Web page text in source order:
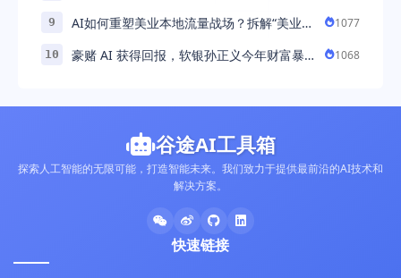
9
AI如何重塑美业本地流量战场？拆解“美业AI
1077
10
豪赌 AI 获得回报，软银孙正义今年财富暴
1068
谷途AI工具箱
探索人工智能的无限可能，打造智能未来。我们致力于提供最前沿的AI技术和
解决方案。
快速链接